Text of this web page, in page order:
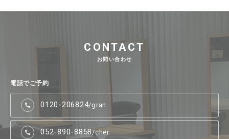
CONTACT
お問い合わせ
電話でご予約
0120-206824/gran.
052-890-8858/cher.